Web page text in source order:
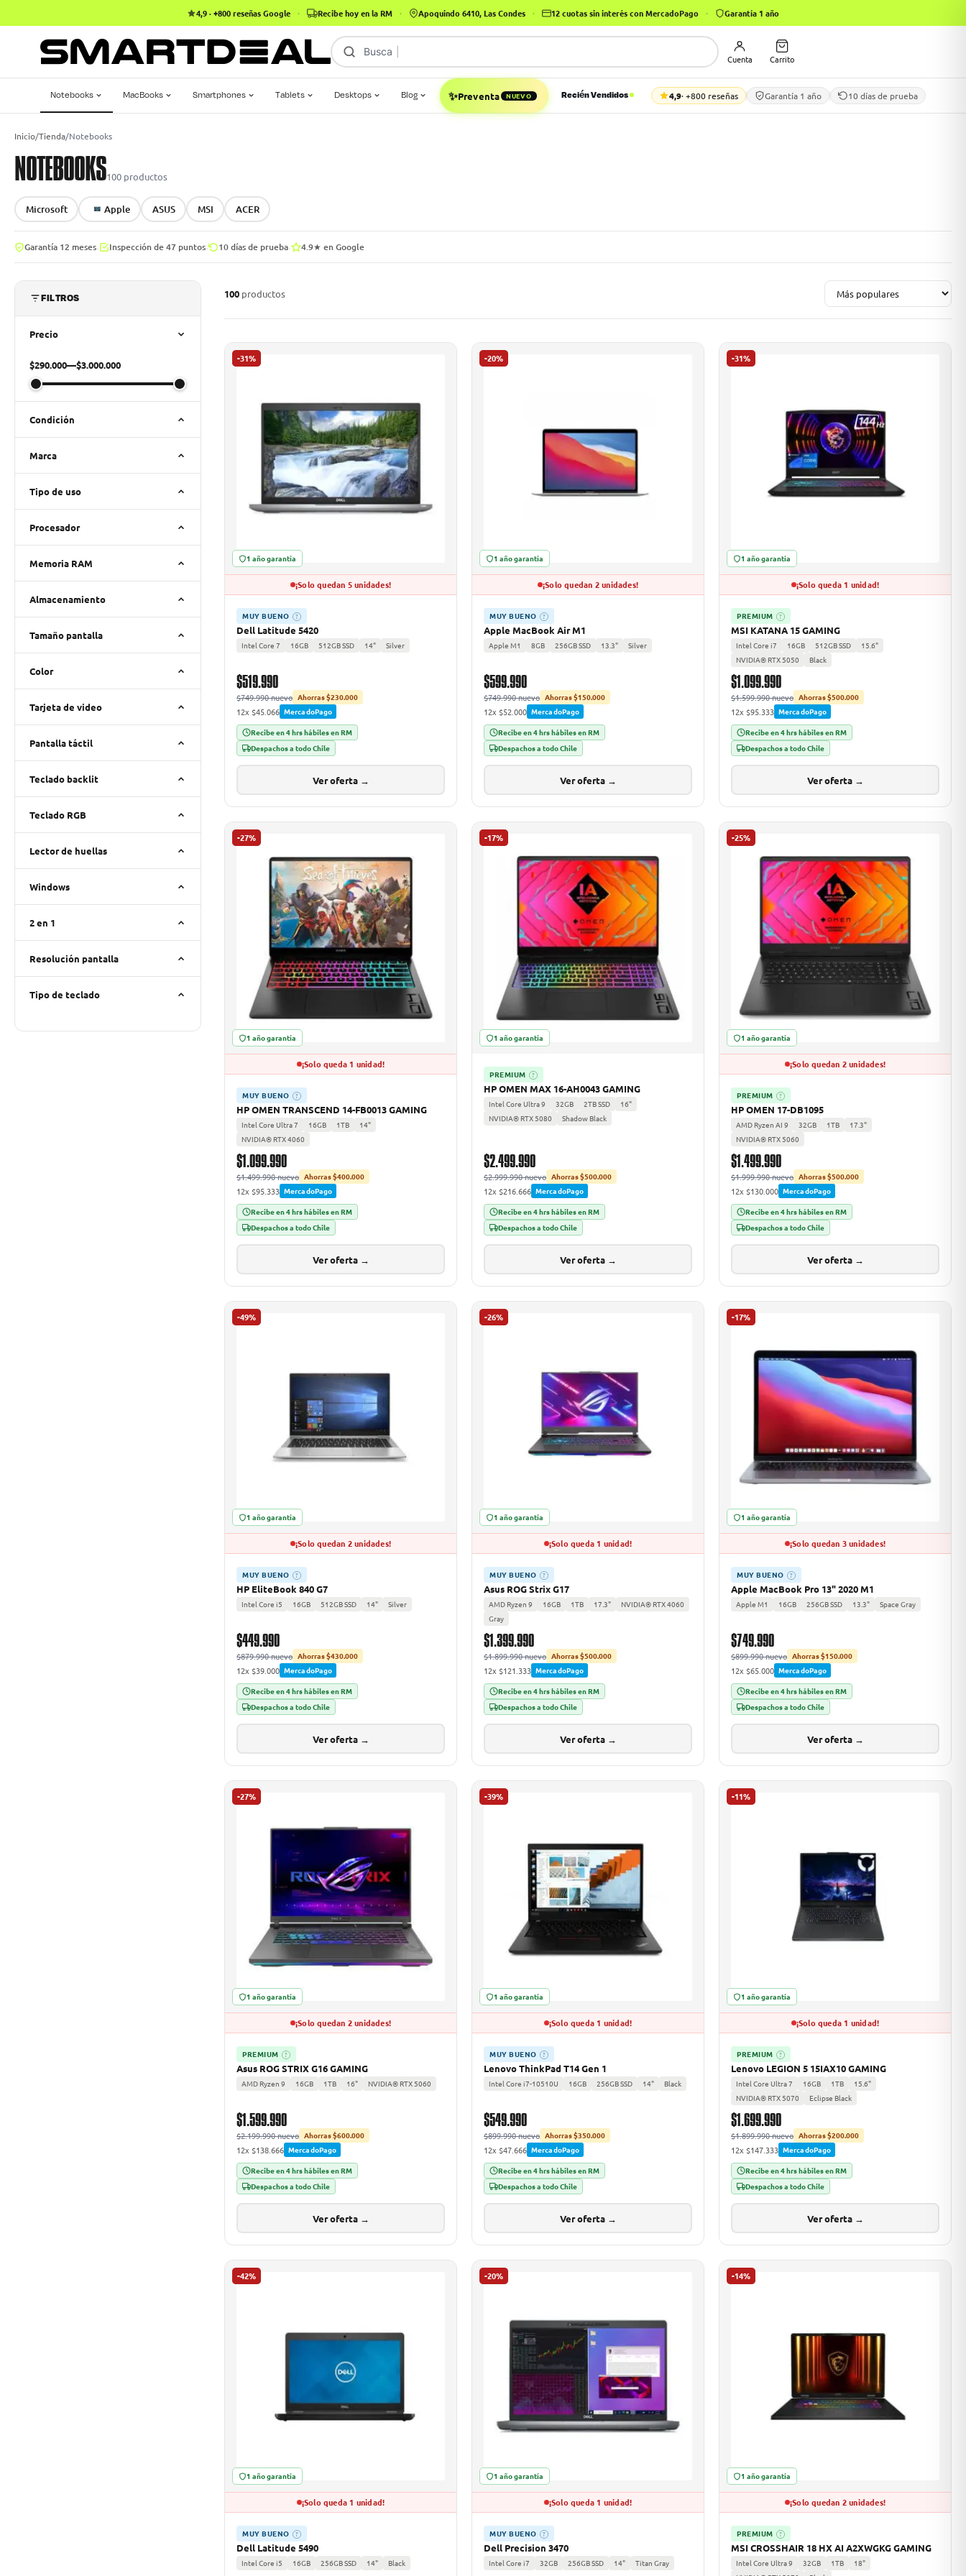
4,9 · +800 reseñas Google · Recibe hoy en la RM · Apoquindo 6410, Las Condes · 12 cuotas sin interés con MercadoPago · Garantía 1 año
Busca
Cuenta Carrito
Notebooks MacBooks Smartphones Tablets Desktops Blog ✨Preventa NUEVO Recién Vendidos 4,9· +800 reseñas Garantía 1 año 10 días de prueba
Inicio/Tienda/Notebooks
NOTEBOOKS100 productos
Microsoft Apple ASUS MSI ACER
Garantía 12 meses Inspección de 47 puntos 10 días de prueba 4.9★ en Google
FILTROS
Precio
$290.000—$3.000.000
Condición
Marca
Tipo de uso
Procesador
Memoria RAM
Almacenamiento
Tamaño pantalla
Color
Tarjeta de video
Pantalla táctil
Teclado backlit
Teclado RGB
Lector de huellas
Windows
2 en 1
Resolución pantalla
Tipo de teclado
100 productos
-31%
1 año garantía
¡Solo quedan 5 unidades!
MUY BUENO ?
Dell Latitude 5420
Intel Core 7 16GB 512GB SSD 14" Silver
$519.990
$749.990 nuevo Ahorras $230.000
12x $45.066 MercadoPago
Recibe en 4 hrs hábiles en RM
Despachos a todo Chile
Ver oferta →
-20%
1 año garantía
¡Solo quedan 2 unidades!
MUY BUENO ?
Apple MacBook Air M1
Apple M1 8GB 256GB SSD 13.3" Silver
$599.990
$749.990 nuevo Ahorras $150.000
12x $52.000 MercadoPago
Recibe en 4 hrs hábiles en RM
Despachos a todo Chile
Ver oferta →
-31%
1 año garantía
¡Solo queda 1 unidad!
PREMIUM ?
MSI KATANA 15 GAMING
Intel Core i7 16GB 512GB SSD
15.6"
NVIDIA® RTX 5050
Black
$1.099.990
$1.599.990 nuevo Ahorras $500.000
12x $95.333 MercadoPago
Recibe en 4 hrs hábiles en RM
Despachos a todo Chile
Ver oferta →
-27%
1 año garantía
¡Solo queda 1 unidad!
MUY BUENO ?
HP OMEN TRANSCEND 14-FB0013 GAMING
Intel Core Ultra 7 16GB 1TB
14"
NVIDIA® RTX 4060
$1.099.990
$1.499.990 nuevo Ahorras $400.000
12x $95.333 MercadoPago
Recibe en 4 hrs hábiles en RM
Despachos a todo Chile
Ver oferta →
-17%
1 año garantía
PREMIUM ?
HP OMEN MAX 16-AH0043 GAMING
Intel Core Ultra 9 32GB 2TB SSD
16"
NVIDIA® RTX 5080
Shadow Black
$2.499.990
$2.999.990 nuevo Ahorras $500.000
12x $216.666 MercadoPago
Recibe en 4 hrs hábiles en RM
Despachos a todo Chile
Ver oferta →
-25%
1 año garantía
¡Solo quedan 2 unidades!
PREMIUM ?
HP OMEN 17-DB1095
AMD Ryzen AI 9 32GB 1TB
17.3"
NVIDIA® RTX 5060
$1.499.990
$1.999.990 nuevo Ahorras $500.000
12x $130.000 MercadoPago
Recibe en 4 hrs hábiles en RM
Despachos a todo Chile
Ver oferta →
-49%
1 año garantía
¡Solo quedan 2 unidades!
MUY BUENO ?
HP EliteBook 840 G7
Intel Core i5 16GB 512GB SSD 14" Silver
$449.990
$879.990 nuevo Ahorras $430.000
12x $39.000 MercadoPago
Recibe en 4 hrs hábiles en RM
Despachos a todo Chile
Ver oferta →
-26%
1 año garantía
¡Solo queda 1 unidad!
MUY BUENO ?
Asus ROG Strix G17
AMD Ryzen 9 16GB 1TB 17.3"
NVIDIA® RTX 4060
Gray
$1.399.990
$1.899.990 nuevo Ahorras $500.000
12x $121.333 MercadoPago
Recibe en 4 hrs hábiles en RM
Despachos a todo Chile
Ver oferta →
-17%
1 año garantía
¡Solo quedan 3 unidades!
MUY BUENO ?
Apple MacBook Pro 13" 2020 M1
Apple M1 16GB 256GB SSD 13.3" Space Gray
$749.990
$899.990 nuevo Ahorras $150.000
12x $65.000 MercadoPago
Recibe en 4 hrs hábiles en RM
Despachos a todo Chile
Ver oferta →
-27%
1 año garantía
¡Solo quedan 2 unidades!
PREMIUM ?
Asus ROG STRIX G16 GAMING
AMD Ryzen 9 16GB 1TB 16" NVIDIA® RTX 5060
$1.599.990
$2.199.990 nuevo Ahorras $600.000
12x $138.666 MercadoPago
Recibe en 4 hrs hábiles en RM
Despachos a todo Chile
Ver oferta →
-39%
1 año garantía
¡Solo queda 1 unidad!
MUY BUENO ?
Lenovo ThinkPad T14 Gen 1
Intel Core i7-10510U 16GB 256GB SSD 14" Black
$549.990
$899.990 nuevo Ahorras $350.000
12x $47.666 MercadoPago
Recibe en 4 hrs hábiles en RM
Despachos a todo Chile
Ver oferta →
-11%
1 año garantía
¡Solo queda 1 unidad!
PREMIUM ?
Lenovo LEGION 5 15IAX10 GAMING
Intel Core Ultra 7 16GB 1TB
15.6"
NVIDIA® RTX 5070
Eclipse Black
$1.699.990
$1.899.990 nuevo Ahorras $200.000
12x $147.333 MercadoPago
Recibe en 4 hrs hábiles en RM
Despachos a todo Chile
Ver oferta →
-42%
1 año garantía
¡Solo queda 1 unidad!
MUY BUENO ?
Dell Latitude 5490
Intel Core i5 16GB 256GB SSD 14" Black
-20%
1 año garantía
¡Solo queda 1 unidad!
MUY BUENO ?
Dell Precision 3470
Intel Core i7 32GB 256GB SSD 14" Titan Gray
-14%
1 año garantía
¡Solo quedan 2 unidades!
PREMIUM ?
MSI CROSSHAIR 18 HX AI A2XWGKG GAMING
Intel Core Ultra 9 32GB 1TB
18"